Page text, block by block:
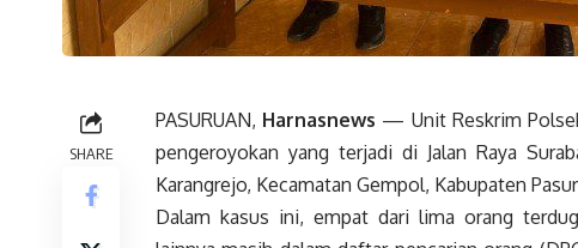
SHARE
PASURUAN, Harnasnews — Unit Reskrim
pengeroyokan yang terjadi di Jalan Raya
Karangrejo, Kecamatan Gempol, Kabupaten
Dalam kasus ini, empat dari lima orang